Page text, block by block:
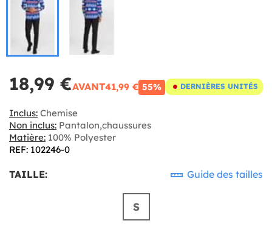
18,99 €AVANT41,99 € 55% DERNIÈRES UNITÉS
Inclus: Chemise
Non inclus: Pantalon,chaussures
Matière: 100% Polyester
REF: 102246-0
TAILLE: Guide des tailles
S